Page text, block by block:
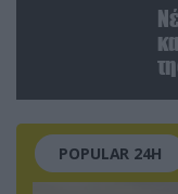
POPULAR 24H